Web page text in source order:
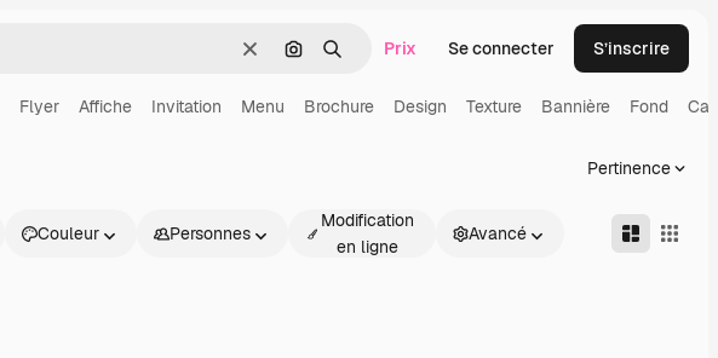
EffacerRechercher par image
Rechercher
Prix Se connecter S’inscrire
Flyer Affiche Invitation Menu Brochure Design Texture Bannière Fond
Pertinence
Couleur Personnes
Modification
en ligne
Avancé